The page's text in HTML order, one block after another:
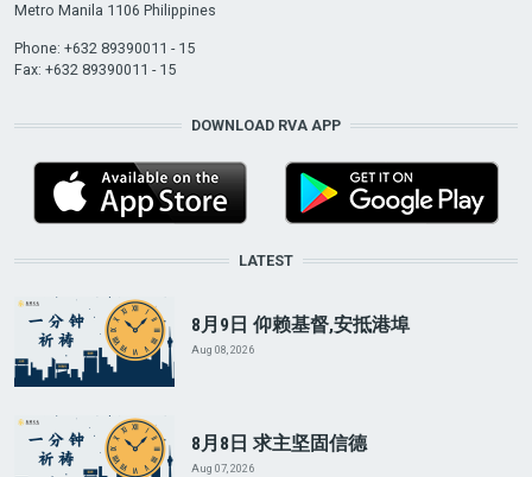
Metro Manila 1106 Philippines
Phone: +632 89390011 - 15
Fax: +632 89390011 - 15
DOWNLOAD RVA APP
LATEST
8月9日 仰赖基督,安抵港埠
Aug 08, 2026
8月8日 求主坚固信德
Aug 07, 2026